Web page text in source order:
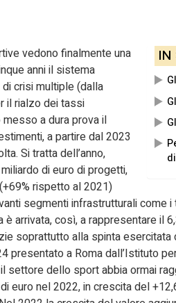
IN
vedono finalmente una
anni il sistema
crisi multiple (dalla
il rialzo dei tassi
messo a dura prova il
a partire dal 2023
Si tratta dell’anno,
di euro di progetti,
rispetto al 2021)
segmenti infrastrutturali come
è arrivata, così, a rappresentare il
soprattutto alla spinta
presentato a Roma dall’Istituto
settore dello sport abbia ormai
euro nel 2022, in crescita del